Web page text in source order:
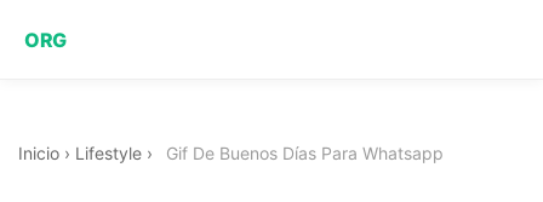
ORG
Inicio › Lifestyle › Gif De Buenos Días Para Whatsapp